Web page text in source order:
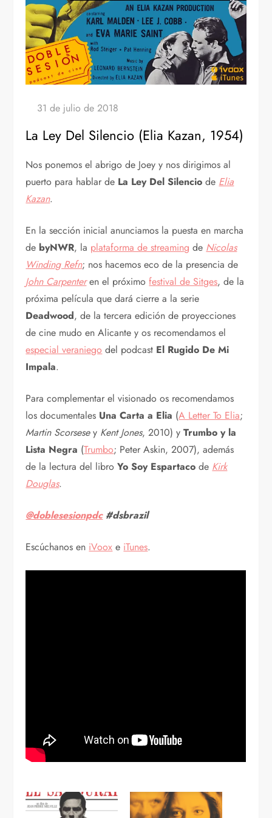
La Ley Del Silencio (Elia Kazan, 1954)
Nos ponemos el abrigo de Joey y nos dirigimos al
puerto para hablar de La Ley Del Silencio de Elia
Kazan.
En la sección inicial anunciamos la puesta en marcha
de byNWR, la plataforma de streaming de Nicolas
Winding Refn; nos hacemos eco de la presencia de
John Carpenteren el próximofestival de Sitges, de la
próxima película que dará cierre a la serie
Deadwood, de la tercera edición de proyecciones
de cine mudo en Alicante y os recomendamos el
especial veraniego del podcast El Rugido De Mi
Impala.
Para complementar el visionado os recomendamos
los documentales Una Carta a Elia (A Letter To Elia;
Martin Scorsesey Kent Jones, 2010) yTrumbo y la
Lista Negra (Trumbo; Peter Askin, 2007), además
de la lectura del libroYo Soy Espartaco de Kirk
Douglas.
@doblesesionpdc#dsbrazil
Escúchanos en iVoox e iTunes.